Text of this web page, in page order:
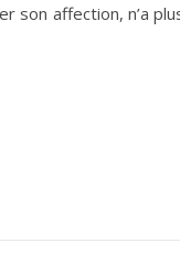
affection, n’a